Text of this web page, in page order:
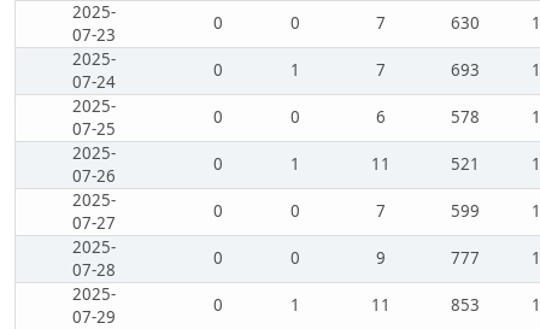
2025-
07-23
0 0 7 630
2025-
07-24
0 1 7 693
2025-
07-25
0 0 6 578
2025-
07-26
0 1 11 521
2025-
07-27
0 0 7 599
2025-
07-28
0 0 9 777
2025-
07-29
0 1 11 853